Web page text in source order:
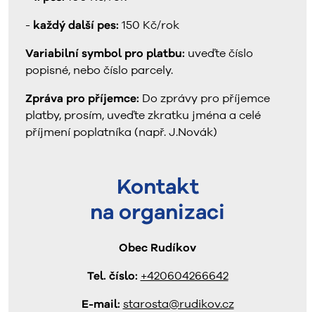
- každý další pes: 150 Kč/rok
Variabilní symbol pro platbu: uveďte číslo
popisné, nebo číslo parcely.
Zpráva pro příjemce: Do zprávy pro příjemce
platby, prosím, uveďte zkratku jména a celé
příjmení poplatníka (např. J.Novák)
Kontakt
na organizaci
Obec Rudíkov
Tel. číslo: +420604266642
E-mail: starosta@rudikov.cz